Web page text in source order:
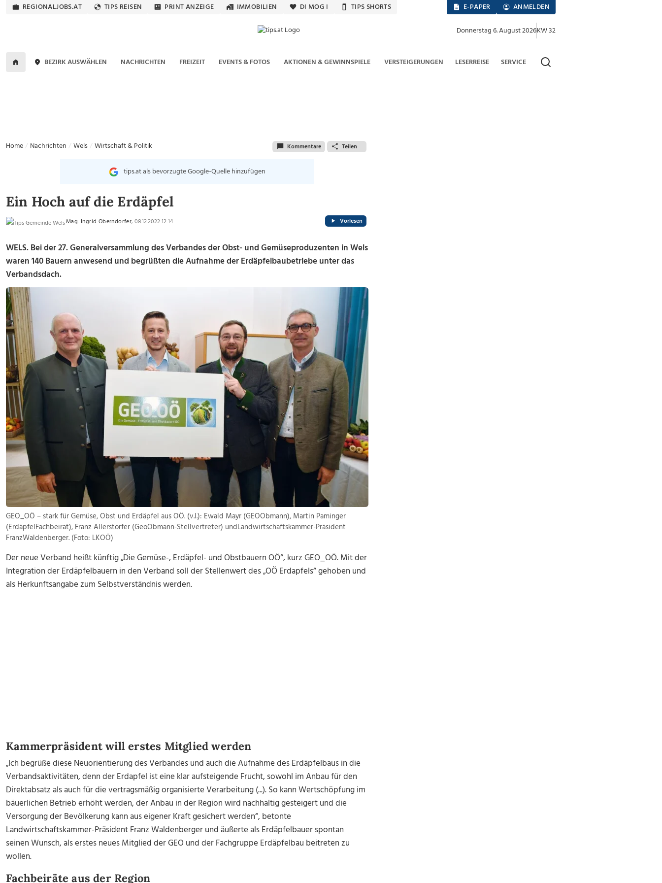
REGIONALJOBS.AT TIPS REISEN PRINT ANZEIGE IMMOBILIEN DI MOG I TIPS SHORTS E-PAPER ANMELDEN
Donnerstag 6. August 2026KW 32
BEZIRK AUSWÄHLEN NACHRICHTEN FREIZEIT EVENTS & FOTOS AKTIONEN & GEWINNSPIELE VERSTEIGERUNGEN LESERREISE SERVICE
Home Nachrichten Wels Wirtschaft & Politik Kommentare Teilen
tips.at als bevorzugte Google-Quelle hinzufügen
Ein Hoch auf die Erdäpfel
Mag. Ingrid Oberndorfer, 08.12.2022 12:14 Vorlesen
WELS.Bei der 27. Generalversammlung des Verbandes der Obst- und Gemüseproduzenten in Wels
waren 140 Bauern anwesend und begrüßten die Aufnahme der Erdäpfelbaubetriebe unter das
Verbandsdach.
GEO_OÖ – stark für Gemüse, Obst und Erdäpfel aus OÖ. (v.l.): Ewald Mayr (GEOObmann), Martin Paminger
(ErdäpfelFachbeirat), Franz Allerstorfer (GeoObmann-Stellvertreter) undLandwirtschaftskammer-Präsident
FranzWaldenberger. (Foto: LKOÖ)
Der neue Verband heißt künftig „Die Gemüse-, Erdäpfel- und Obstbauern OÖ“, kurz GEO_OÖ. Mit der
Integration der Erdäpfelbauern in den Verband soll der Stellenwert des „OÖ Erdapfels“ gehoben und
als Herkunftsangabe zum Selbstverständnis werden.
Kammerpräsident will erstes Mitglied werden
„Ich begrüße diese Neuorientierung des Verbandes und auch die Aufnahme des Erdäpfelbaus in die
Verbandsaktivitäten, denn der Erdapfel ist eine klar aufsteigende Frucht, sowohl im Anbau für den
Direktabsatz als auch für die vertragsmäßig organisierte Verarbeitung (...). So kann Wertschöpfung im
bäuerlichen Betrieb erhöht werden, der Anbau in der Region wird nachhaltig gesteigert und die
Versorgung der Bevölkerung kann aus eigener Kraft gesichert werden“, betonte
Landwirtschaftskammer-Präsident Franz Waldenberger und äußerte als Erdäpfelbauer spontan
seinen Wunsch, als erstes neues Mitglied der GEO und der Fachgruppe Erdäpfelbau beitreten zu
wollen.
Fachbeiräte aus der Region